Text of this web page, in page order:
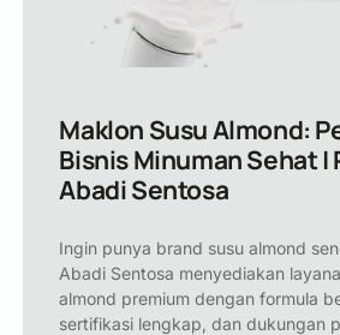
Maklon Susu Almond:
Bisnis Minuman Sehat |
Abadi Sentosa
Ingin punya brand susu almond
Abadi Sentosa menyediakan
almond premium dengan formula
sertifikasi lengkap, dan dukungan